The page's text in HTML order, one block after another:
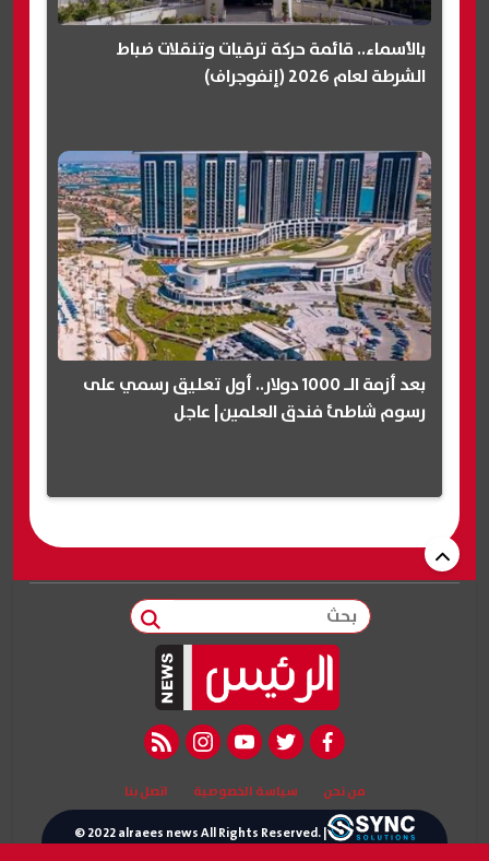
بالأسماء.. قائمة حركة ترقيات وتنقلات ضباط
الشرطة لعام 2026 (إنفوجراف)
بعد أزمة الـ 1000 دولار.. أول تعليق رسمي على
رسوم شاطئ فندق العلمين| عاجل
بحث
facebook
twitter
youtube
instagram
rss feed
من نحن سياسة الخصوصية اتصل بنا
© 2022 alraees news All Rights Reserved. |